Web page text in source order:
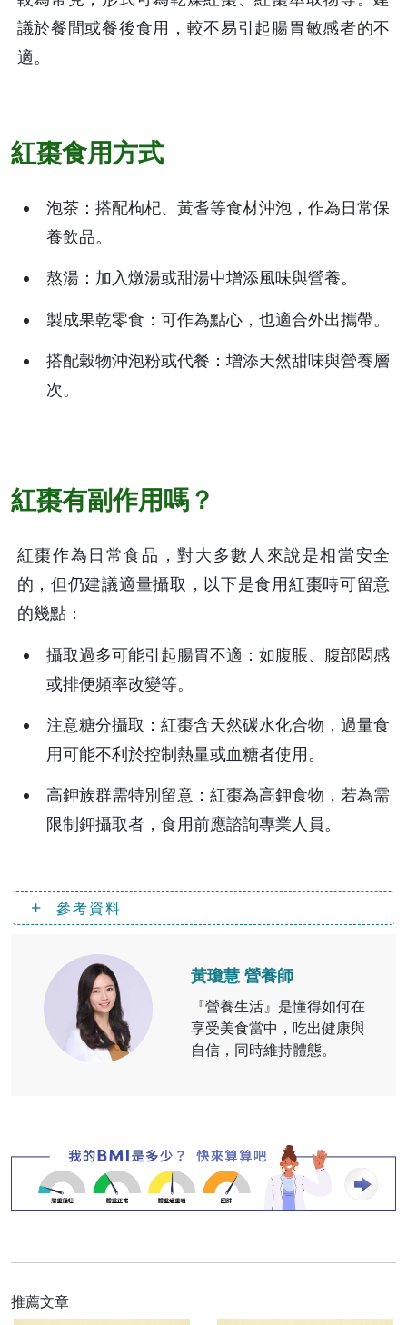
議於餐間或餐後食用，較不易引起腸胃敏感者的不
適。
紅棗食用方式
泡茶：搭配枸杞、黃耆等食材沖泡，作為日常保
養飲品。
熬湯：加入燉湯或甜湯中增添風味與營養。
製成果乾零食：可作為點心，也適合外出攜帶。
搭配穀物沖泡粉或代餐：增添天然甜味與營養層
次。
紅棗有副作用嗎？
紅棗作為日常食品，對大多數人來說是相當安全
的，但仍建議適量攝取，以下是食用紅棗時可留意
的幾點：
攝取過多可能引起腸胃不適：如腹脹、腹部悶感
或排便頻率改變等。
注意糖分攝取：紅棗含天然碳水化合物，過量食
用可能不利於控制熱量或血糖者使用。
高鉀族群需特別留意：紅棗為高鉀食物，若為需
限制鉀攝取者，食用前應諮詢專業人員。
參考資料
黃瓊慧 營養師
『營養生活』是懂得如何在
享受美食當中，吃出健康與
自信，同時維持體態。
推薦文章